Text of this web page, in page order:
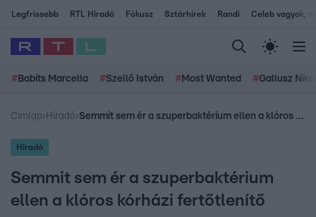
Legfrissebb RTL Híradó Fókusz Sztárhírek Randi Celeb vagyok,
# Babits Marcella #Szellő István # Most Wanted #Gallusz
Címlap› Híradó› Semmit sem ér a szuperbaktérium ellen a klóros kórházi fertőtlenítő
Híradó
Semmit sem ér a szuperbaktérium
ellen a klóros kórházi fertőtlenítő